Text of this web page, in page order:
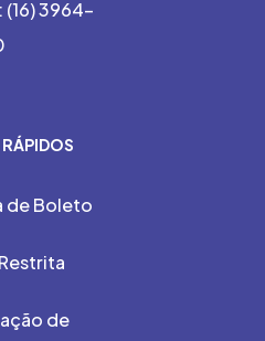
(16) 3964-
RÁPIDOS
de Boleto
de